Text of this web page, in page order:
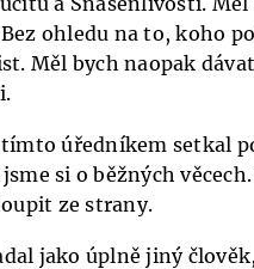
ohledu na to, koho
Měl bych naopak
tímto úředníkem setkal
si o běžných
ze strany.
jako úplně jiný